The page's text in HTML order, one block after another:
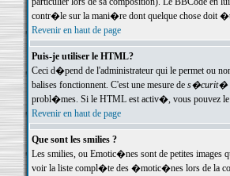
contr�le sur la mani�re dont quelque chose doit
Revenir en haut de page
Puis-je utiliser le HTML?
Ceci d�pend de l'administrateur qui le permet ou
balises fonctionnent. C'est une mesure de s�curit�
probl�mes. Si le HTML est activ�, vous pouvez le
Revenir en haut de page
Que sont les smilies ?
Les smilies, ou Emotic�nes sont de petites images
voir la liste compl�te des �motic�nes lors de la